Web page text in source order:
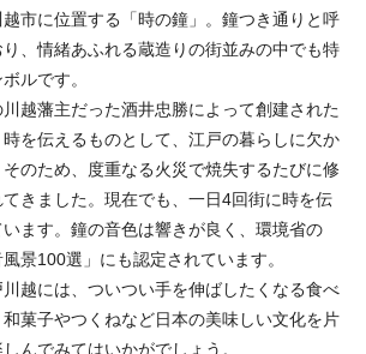
市に位置する「時の鐘」。鐘つき通りと呼
、情緒あふれる蔵造りの街並みの中でも特
ルです。
越藩主だった酒井忠勝によって創建された
を伝えるものとして、江戸の暮らしに欠か
のため、度重なる火災で焼失するたびに修
きました。現在でも、一日4回街に時を伝
ます。鐘の音色は響きが良く、環境省の
風景100選」にも認定されています。
越には、ついつい手を伸ばしたくなる食べ
菓子やつくねなど日本の美味しい文化を片
んでみてはいかがでしょう。